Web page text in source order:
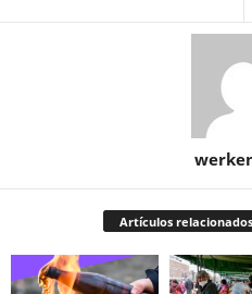
Artículos relacionados